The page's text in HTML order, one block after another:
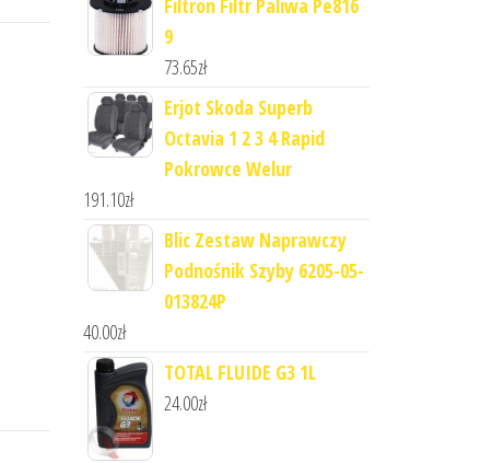
Filtron Filtr Paliwa Pe816
9
73.65zł
Erjot Skoda Superb
Octavia 1 2 3 4 Rapid
Pokrowce Welur
191.10zł
Blic Zestaw Naprawczy
Podnośnik Szyby 6205-05-
013824P
40.00zł
TOTAL FLUIDE G3 1L
24.00zł